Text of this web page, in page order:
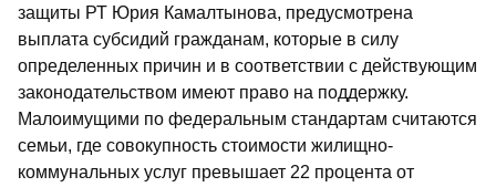
защиты РТ Юрия Камалтынова, предусмотрена
выплата субсидий гражданам, которые в силу
определенных причин и в соответствии с действующим
законодательством имеют право на поддержку.
Малоимущими по федеральным стандартам считаются
семьи, где совокупность стоимости жилищно-
коммунальных услуг превышает 22 процента от